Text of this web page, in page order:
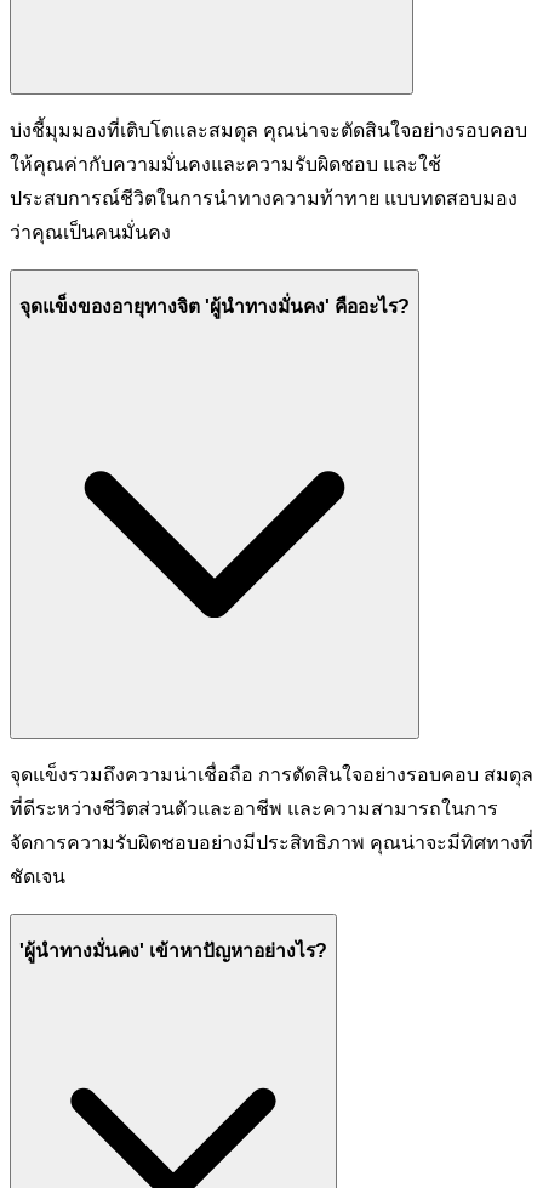
บ่งชี้มุมมองที่เติบโตและสมดุล คุณน่าจะตัดสินใจอย่างรอบคอบ
ให้คุณค่ากับความมั่นคงและความรับผิดชอบ และใช้
ประสบการณ์ชีวิตในการนำทางความท้าทาย แบบทดสอบมอง
ว่าคุณเป็นคนมั่นคง
จุดแข็งของอายุทางจิต 'ผู้นำทางมั่นคง' คืออะไร?
จุดแข็งรวมถึงความน่าเชื่อถือ การตัดสินใจอย่างรอบคอบ สมดุล
ที่ดีระหว่างชีวิตส่วนตัวและอาชีพ และความสามารถในการ
จัดการความรับผิดชอบอย่างมีประสิทธิภาพ คุณน่าจะมีทิศทางที่
ชัดเจน
'ผู้นำทางมั่นคง' เข้าหาปัญหาอย่างไร?